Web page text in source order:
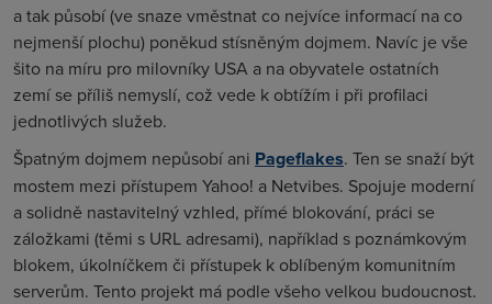
a tak působí (ve snaze vměstnat co nejvíce informací na co
nejmenší plochu) poněkud stísněným dojmem. Navíc je vše
šito na míru pro milovníky USA a na obyvatele ostatních
zemí se příliš nemyslí, což vede k obtížím i při profilaci
jednotlivých služeb.
Špatným dojmem nepůsobí ani Pageflakes. Ten se snaží být
mostem mezi přístupem Yahoo! a Netvibes. Spojuje moderní
a solidně nastavitelný vzhled, přímé blokování, práci se
záložkami (těmi s URL adresami), například s poznámkovým
blokem, úkolníčkem či přístupek k oblíbeným komunitním
serverům. Tento projekt má podle všeho velkou budoucnost.